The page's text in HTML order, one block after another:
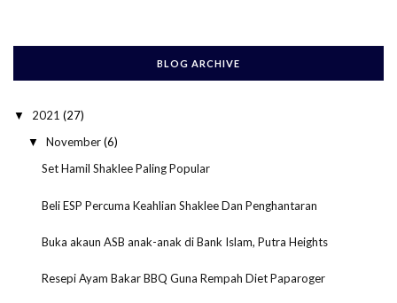
BLOG ARCHIVE
▼ 2021 (27)
▼ November(6)
Set Hamil Shaklee Paling Popular
Beli ESP Percuma Keahlian Shaklee Dan Penghantaran
Buka akaun ASB anak-anak di Bank Islam, Putra Heights
Resepi Ayam Bakar BBQ Guna Rempah Diet Paparoger